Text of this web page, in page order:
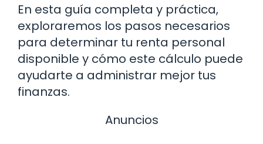
En esta guía completa y práctica,
exploraremos los pasos necesarios
para determinar tu renta personal
disponible y cómo este cálculo puede
ayudarte a administrar mejor tus
finanzas.
Anuncios